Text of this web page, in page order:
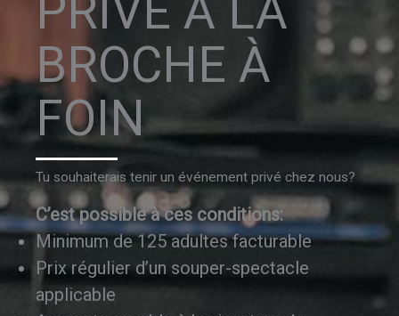
BROCHE À
FOIN
Tu souhaiterais tenir un événement privé chez nous?
C’est possible à ces conditions:
Minimum de 125 adultes facturable
Prix régulier d’un souper-spectacle
applicable